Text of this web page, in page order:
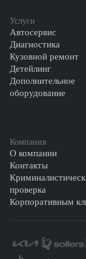
Услуги
Автосервис
Диагностика
Кузовной ремонт
Детейлинг
Дополнительное
оборудование
Компания
О компании
Контакты
проверка
Корпоративным